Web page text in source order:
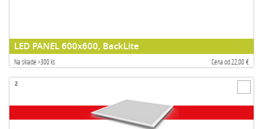
LED PANEL 600x600, BackLite
Na sklade >300 ks Cena od 22,00 €
2